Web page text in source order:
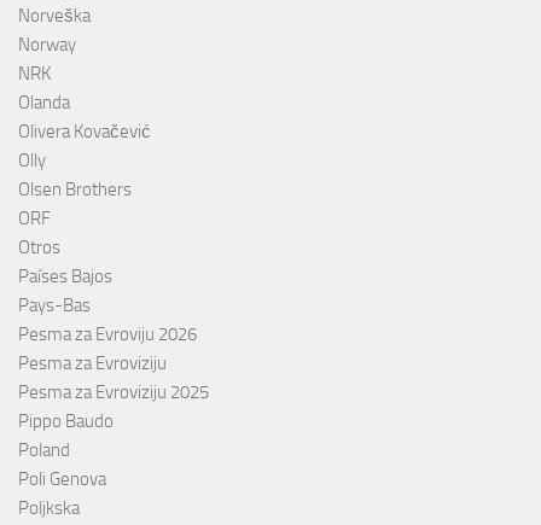
Norveška
Norway
NRK
Olanda
Olivera Kovačević
Olly
Olsen Brothers
ORF
Otros
Países Bajos
Pays-Bas
Pesma za Evroviju 2026
Pesma za Evroviziju
Pesma za Evroviziju 2025
Pippo Baudo
Poland
Poli Genova
Poljkska